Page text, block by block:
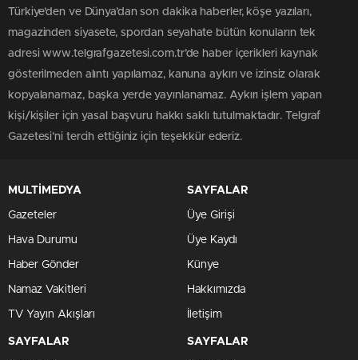
Türkiye'den ve Dünya’dan son dakika haberler, köşe yazıları,
magazinden siyasete, spordan seyahate bütün konuların tek
adresi www.telgrafgazetesi.com.tr’de haber içerikleri kaynak
gösterilmeden alıntı yapılamaz, kanuna aykırı ve izinsiz olarak
kopyalanamaz, başka yerde yayınlanamaz. Aykırı işlem yapan
kişi/kişiler için yasal başvuru hakkı saklı tutulmaktadır. Telgraf
Gazetesi’ni tercih ettiğiniz için teşekkür ederiz.
MULTİMEDYA
Gazeteler
Hava Durumu
Haber Gönder
Namaz Vakitleri
TV Yayın Akışları
SAYFALAR
Üye Girişi
Üye Kaydı
Künye
Hakkımızda
İletişim
SAYFALAR SAYFALAR